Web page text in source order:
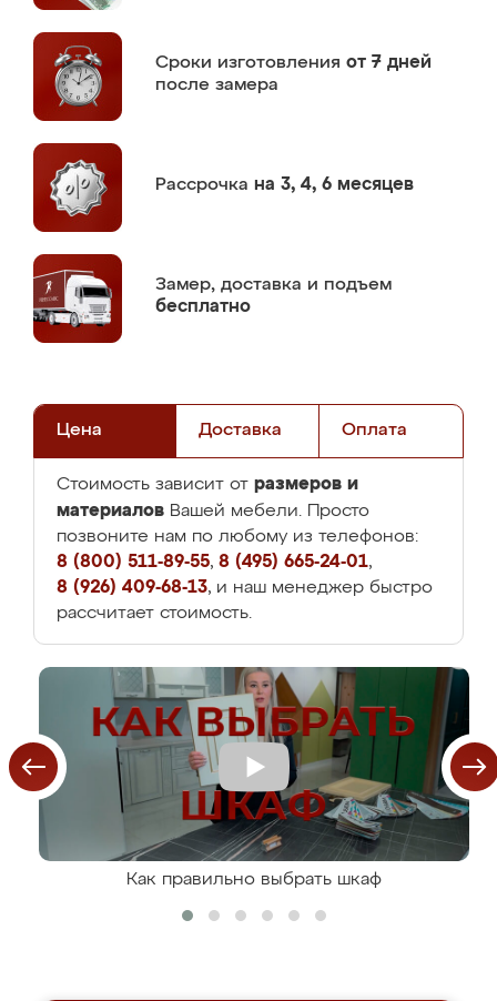
Сроки изготовления от 7 дней
после замера
Рассрочка на 3, 4, 6 месяцев
Замер, доставка и подъем
бесплатно
Цена Доставка Оплата
Стоимость зависит от размеров и
материалов Вашей мебели. Просто
позвоните нам по любому из телефонов:
8 (800) 511-89-55, 8 (495) 665-24-01,
8 (926) 409-68-13, и наш менеджер быстро
рассчитает стоимость.
Как правильно выбрать шкаф